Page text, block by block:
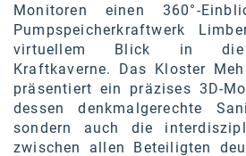
Monitoren einen 360°-
Pumpspeicherkraftwerk
virtuellem Blick in die
Kraftkaverne. Das Kloster
präsentiert ein präzises 3D-
dessen denkmalgerechte
sondern auch die
zwischen allen Beteiligten